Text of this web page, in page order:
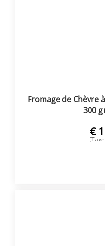
Fromage de Chèvre
300
€